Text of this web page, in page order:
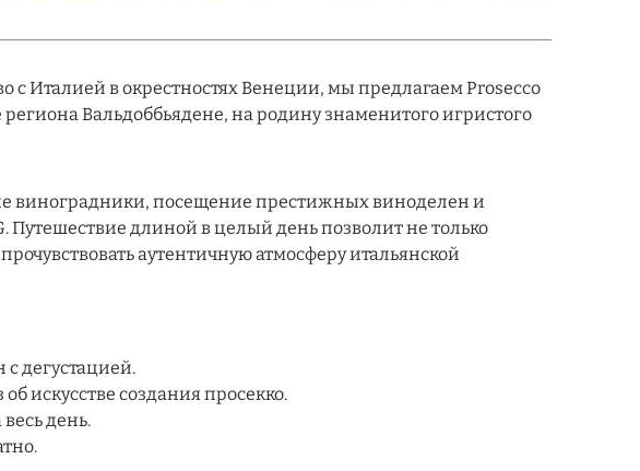
с Италией в окрестностях Венеции, мы предлагаем Prosecco
Вальдоббьядене, на родину знаменитого игристого
виноградники, посещение престижных виноделен и
Путешествие длиной в целый день позволит не только
аутентичную атмосферу итальянской
дегустацией.
искусстве создания просекко.
день.